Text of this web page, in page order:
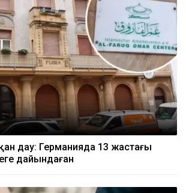
дау: Германияда 13 жастағы
дайындаған